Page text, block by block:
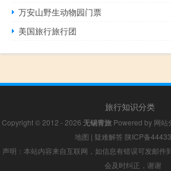
万安山野生动物园门票
美国旅行旅行团
旅行知识分类
Copyright © 2012 - 2026 无锡青旅 Powered by 网站
地图 | 疑难解答 陕ICP备
声明：本站内容来自互联网，如信息有错误可发邮件
会及时纠正，谢谢